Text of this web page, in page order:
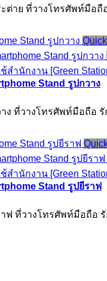
ะต่าย ที่วางโทรศัพท์มือ
ช้สำนักงาน [Green
Stand รูปกวาง
าง ที่วางโทรศัพท์มือถือ
ช้สำนักงาน [Green
Stand รูปยีราฟ
าฟ ที่วางโทรศัพท์มือถือ